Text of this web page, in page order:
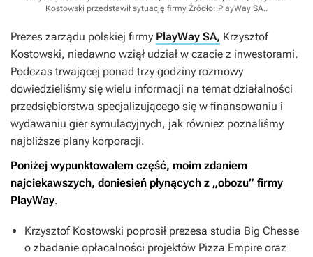
Kostowski przedstawił sytuację firmy Źródło: PlayWay SA..
Prezes zarządu polskiej firmy PlayWay SA, Krzysztof
Kostowski, niedawno wziął udział w czacie z inwestorami.
Podczas trwającej ponad trzy godziny rozmowy
dowiedzieliśmy się wielu informacji na temat działalności
przedsiębiorstwa specjalizującego się w finansowaniu i
wydawaniu gier symulacyjnych, jak również poznaliśmy
najbliższe plany korporacji.
Poniżej wypunktowałem część, moim zdaniem
najciekawszych, doniesień płynących z „obozu” firmy
PlayWay.
Krzysztof Kostowski poprosił prezesa studia Big Chesse
o zbadanie opłacalności projektów Pizza Empire oraz